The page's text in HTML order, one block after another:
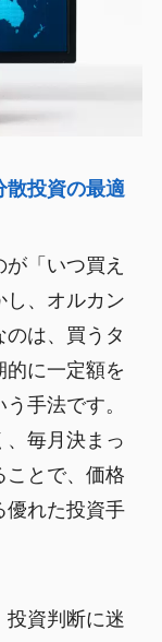
散投資の最適
「いつ買え
し、オルカン
は、買うタ
的に一定額を
手法です。
、毎月決まっ
ことで、価格
優れた投資手
投資判断に迷